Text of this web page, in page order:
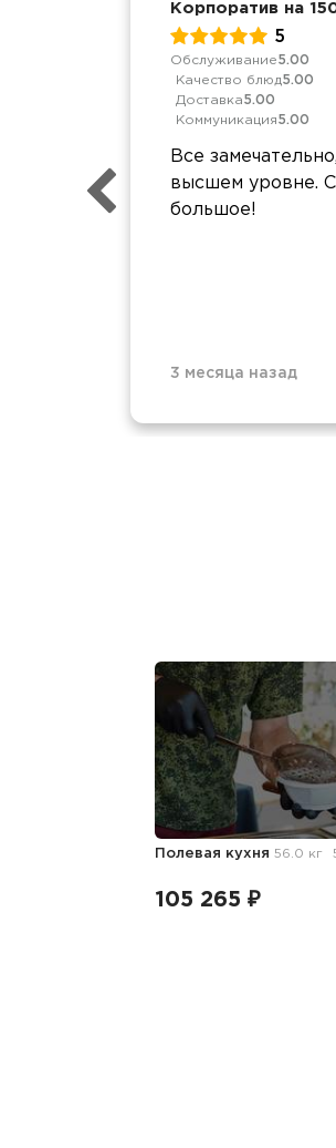
Корпоратив на
5
Обслуживание5.00
Качество блюд5.00
Доставка5.00
Коммуникация5.00
Все
высшем уровне.
большое!
3 месяца назад
Полевая кухня 56.0 кг
105 265 ₽